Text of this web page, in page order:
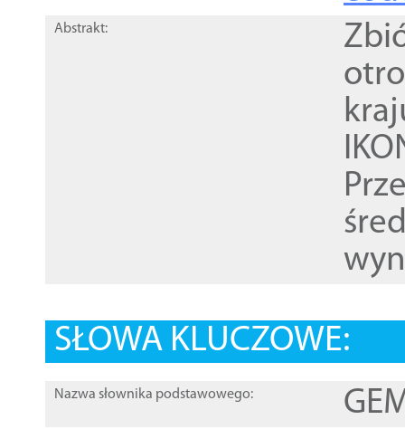
Abstrakt:
SŁOWA KLUCZOWE:
Nazwa słownika podstawowego: